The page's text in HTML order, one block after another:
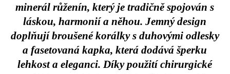
minerál růženín, který je tradičně spojován s
láskou, harmonií a něhou. Jemný design
doplňují broušené korálky s duhovými odlesky
a fasetovaná kapka, která dodává šperku
lehkost a eleganci. Díky použití chirurgické